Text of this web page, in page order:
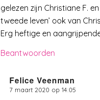
gelezen zijn Christiane F. en
tweede leven’ ook van
Erg heftige en
Beantwoorden
Felice Veenman
zegt:
7 maart 2020 op 14:05